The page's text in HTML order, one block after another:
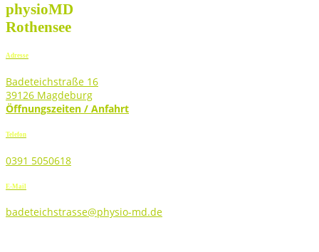
physioMD
Rothensee
Adresse
Badeteichstraße 16
39126 Magdeburg
Öffnungszeiten / Anfahrt
Telefon
0391 5050618
E-Mail
badeteichstrasse@physio-md.de